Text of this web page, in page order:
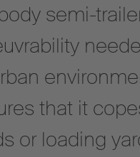
semi-
that it
or loading